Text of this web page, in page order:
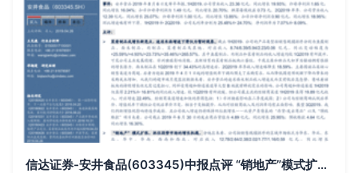
信达证券-安井食品(603345)中报点评 “销地产”模式扩张，抓住弱势市场的增长机遇